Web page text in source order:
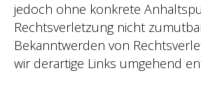
jedoch ohne konkrete
Rechtsverletzung nicht
Bekanntwerden von
wir derartige Links umgehend